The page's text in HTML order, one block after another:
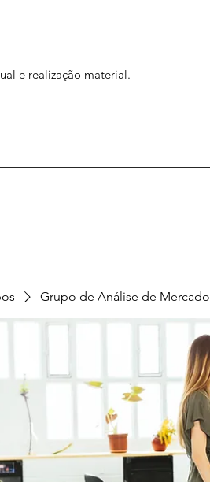
e realização material.
Grupo de Análise de Mercado